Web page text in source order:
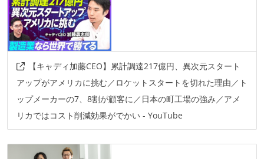
【キャディ加藤CEO】累計調達217億円、異次元スタート
アップがアメリカに挑む／ロケットスタートを切れた理由／ト
ップメーカーの7、8割が顧客に／日本の町工場の強み／アメ
リカではコスト削減効果がでかい - YouTube